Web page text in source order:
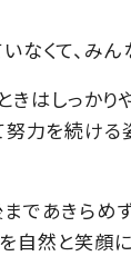
くて、みん
はしっかり
力を続ける
であきらめ
自然と笑顔